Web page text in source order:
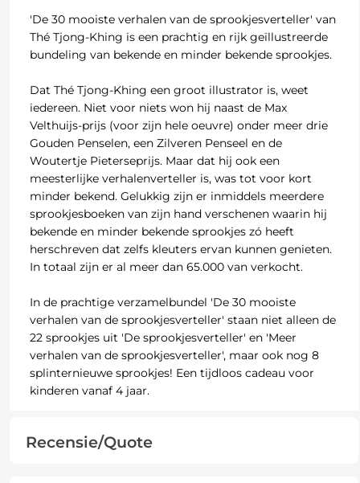
'De 30 mooiste verhalen van de sprookjesverteller' van
Thé Tjong-Khing is een prachtig en rijk geïllustreerde
bundeling van bekende en minder bekende sprookjes.
Dat Thé Tjong-Khing een groot illustrator is, weet
iedereen. Niet voor niets won hij naast de Max
Velthuijs-prijs (voor zijn hele oeuvre) onder meer drie
Gouden Penselen, een Zilveren Penseel en de
Woutertje Pieterseprijs. Maar dat hij ook een
meesterlijke verhalenverteller is, was tot voor kort
minder bekend. Gelukkig zijn er inmiddels meerdere
sprookjesboeken van zijn hand verschenen waarin hij
bekende en minder bekende sprookjes zó heeft
herschreven dat zelfs kleuters ervan kunnen genieten.
In totaal zijn er al meer dan 65.000 van verkocht.
In de prachtige verzamelbundel 'De 30 mooiste
verhalen van de sprookjesverteller' staan niet alleen de
22 sprookjes uit 'De sprookjesverteller' en 'Meer
verhalen van de sprookjesverteller', maar ook nog 8
splinternieuwe sprookjes! Een tijdloos cadeau voor
kinderen vanaf 4 jaar.
Recensie/Quote